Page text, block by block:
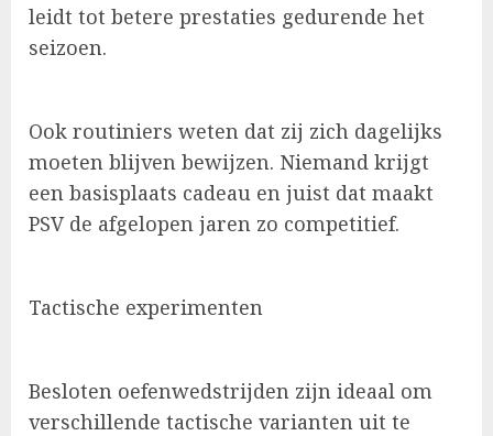
leidt tot betere prestaties gedurende het
seizoen.
Ook routiniers weten dat zij zich dagelijks
moeten blijven bewijzen. Niemand krijgt
een basisplaats cadeau en juist dat maakt
PSV de afgelopen jaren zo competitief.
Tactische experimenten
Besloten oefenwedstrijden zijn ideaal om
verschillende tactische varianten uit te